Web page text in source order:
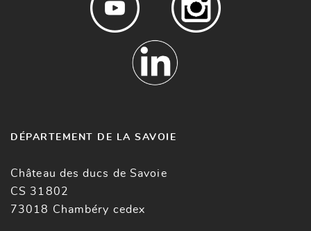
DÉPARTEMENT DE LA SAVOIE
Château des ducs de Savoie
CS 31802
73018 Chambéry cedex